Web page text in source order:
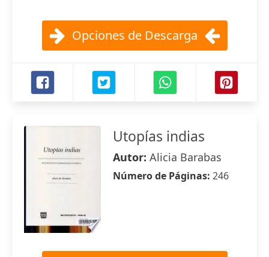
Opciones de Descarga
Utopías indias
Autor: Alicia Barabas
Número de Páginas: 246